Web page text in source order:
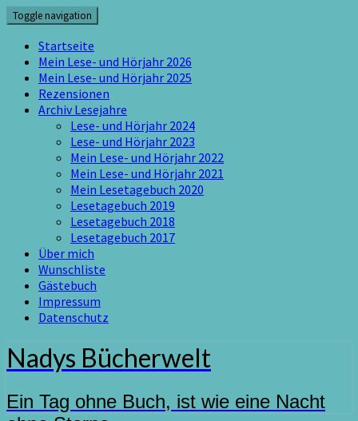
Skip
to
content
Toggle navigation
Startseite
Mein Lese- und Hörjahr 2026
Mein Lese- und Hörjahr 2025
Rezensionen
Archiv Lesejahre
Lese- und Hörjahr 2024
Lese- und Hörjahr 2023
Mein Lese- und Hörjahr 2022
Mein Lese- und Hörjahr 2021
Mein Lesetagebuch 2020
Lesetagebuch 2019
Lesetagebuch 2018
Lesetagebuch 2017
Über mich
Wunschliste
Gästebuch
Impressum
Datenschutz
Nadys Bücherwelt
Ein Tag ohne Buch, ist wie eine Nacht